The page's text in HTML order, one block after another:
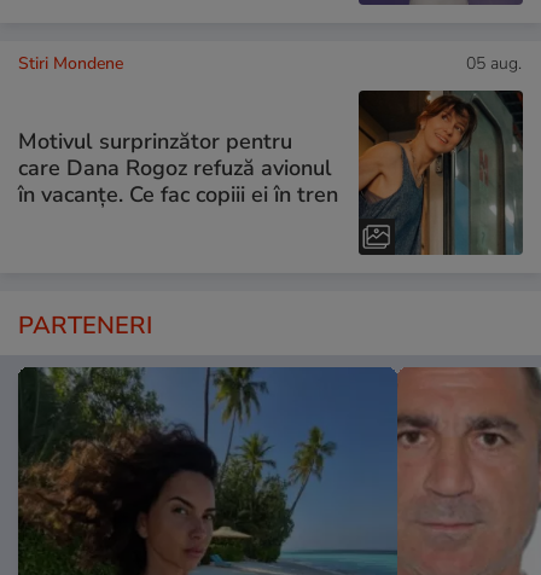
Stiri Mondene 05 aug.
Motivul surprinzător pentru
care Dana Rogoz refuză avionul
în vacanțe. Ce fac copiii ei în tren
PARTENERI